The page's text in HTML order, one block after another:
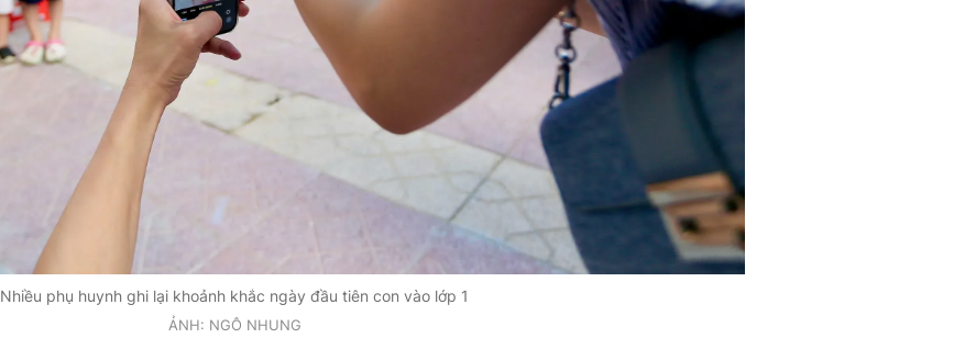
Nhiều phụ huynh ghi lại khoảnh khắc ngày đầu tiên con vào lớp 1
ẢNH: NGÔ NHUNG